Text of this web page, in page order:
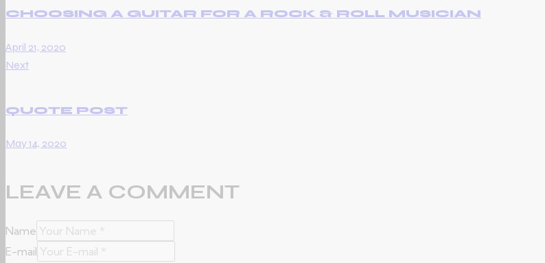
CHOOSING A GUITAR FOR A ROCK & ROLL MUSICIAN
April 21, 2020
Next
QUOTE POST
May 14, 2020
LEAVE A COMMENT
Name
E-mail